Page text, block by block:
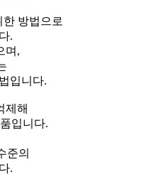
방법으로
.
며,
입니다.
제해
입니다.
준의
.